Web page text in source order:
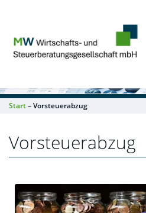
Start– Vorsteuerabzug
Vorsteuerabzug